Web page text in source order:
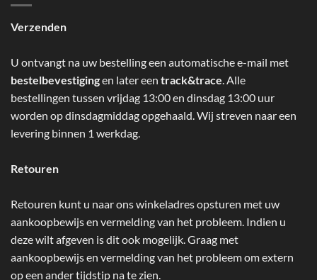
Verzenden
U ontvangt na uw bestelling een automatische e-mail met
bestelbevestigingen later een track&trace . Alle
bestellingen tussen vrijdag 13:00 en dinsdag 13:00 uur
worden op dinsdagmiddag opgehaald. Wij streven naar een
levering binnen 1 werkdag.
Retouren
Retouren kunt u naar ons winkeladres opsturen met uw
aankoopbewijs en vermelding van het probleem. Indien u
deze wilt afgeven is dit ook mogelijk. Graag met
aankoopbewijs en vermelding van het probleem om extern
op een ander tijdstip na te zien.